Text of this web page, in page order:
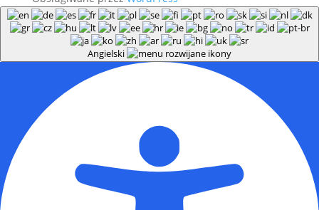
Angielski